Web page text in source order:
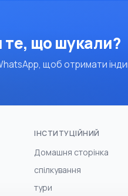
що шукали?
щоб отримати
ІНСТИТУЦІЙНИЙ
Домашня сторінка
спілкування
тури